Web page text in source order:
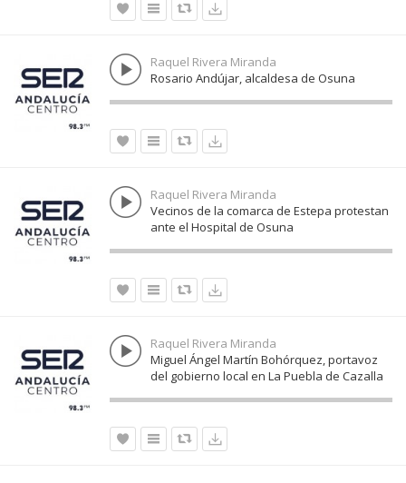
Raquel Rivera Miranda
Rosario Andújar, alcaldesa de Osuna
Raquel Rivera Miranda
Vecinos de la comarca de Estepa protestan
ante el Hospital de Osuna
Raquel Rivera Miranda
Miguel Ángel Martín Bohórquez, portavoz
del gobierno local en La Puebla de Cazalla